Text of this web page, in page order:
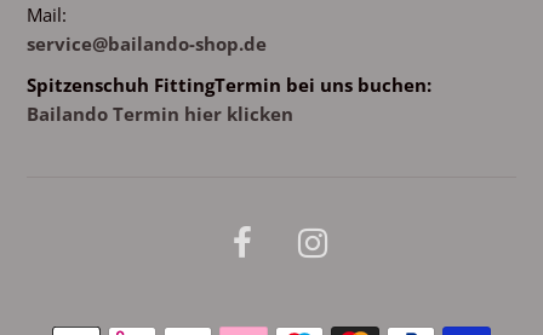
Mail:
service@bailando-shop.de
Spitzenschuh FittingTermin bei uns buchen:
Bailando Termin hier klicken